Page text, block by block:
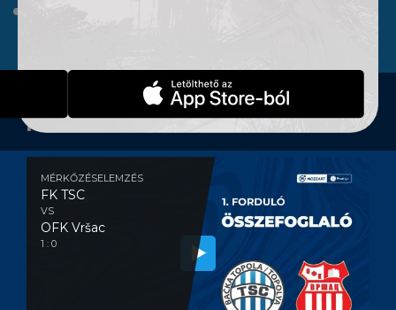
MÉRKŐZÉSELEMZÉS
MÉRKŐZÉSELEMZÉS
FK TSC
VS
OFK Vršac
1 : 0